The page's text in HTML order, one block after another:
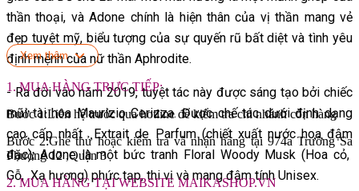
thần thoại, và Adone chính là hiện thân của vị thần mang vẻ
đẹp tuyệt mỹ, biểu tượng của sự quyến rũ bất diệt và tình yêu
định mệnh của nữ thần Aphrodite.
- Ra đời vào năm 2019, tuyệt tác này được sáng tạo bởi chiếc
mũi tài hoa Maurizio Cerizza. Được chế tác dưới định dạng
cao cấp nhất Extrait de Parfum (chiết xuất nước hoa đậm
đặc), Adone là một bức tranh Floral Woody Musk (Hoa cỏ,
Gỗ, Xạ hương) phức tạp, thi vị và mang đậm tính Unisex.
Xem thêm
1. MUA HÀNG TRỰC TIẾP:
Bước 1:Liên hệ trước qua hotline để kiểm tra chi nhánh còn hàng
Bước 2:Ghé thử hoặc kiểm tra và nhận hàng tại 974a Trường Sa
Phường 12 ,Quận 3
2. MUA HÀNG TẠI WEBSITE MAIKASHOP.VN